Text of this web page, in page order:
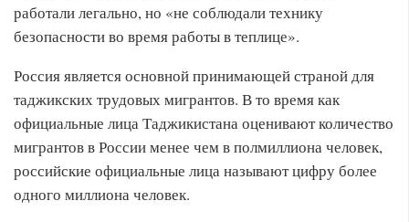
работали легально, но «не соблюдали технику
безопасности во время работы в теплице».
Россия является основной принимающей страной для
таджикских трудовых мигрантов. В то время как
официальные лица Таджикистана оценивают количество
мигрантов в России менее чем в полмиллиона человек,
российские официальные лица называют цифру более
одного миллиона человек.